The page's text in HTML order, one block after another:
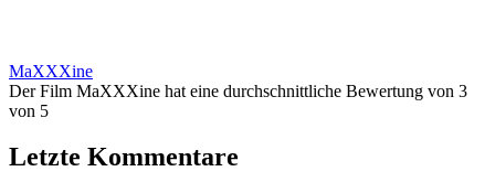
MaXXXine
Der Film MaXXXine hat eine durchschnittliche Bewertung von 3
von 5
Letzte Kommentare